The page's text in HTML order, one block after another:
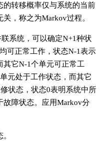
的转移概率仅与系统的当前
，称之为Markov过程。
系统，可以确定N+1种状
可正常工作，状态N-1表示
其它N-1个单元可正常工
元处于工作状态，而其它
状态，状态0表明系统中所
故障状态。应用Markov分